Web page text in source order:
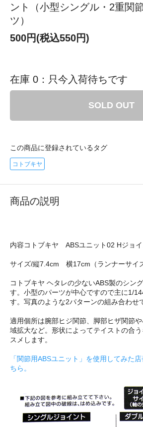
ント（小型シングル・2重関
ツ）
500円(税込550円)
在庫 0：只今入荷待ちです
SOLD OUT
この商品に登録されているタグ
コトブキヤ
商品の説明
内容コトブキヤ ABSユニット02 Hジョイ
サイズ/縦7.4cm 横17cm（ランナーサイ
コトブキヤ ヘタレの少ないABS製のシン
す。小型のパーツが中心ですので主に1/
す。写真のような2パターンの組み合わせ
適用個所は腕部ヒジ関節、脚部ヒザ関節
域拡大など。形状によってテイストの合
スメします。
「関節用ABSユニット」を使用してみた
ちら。